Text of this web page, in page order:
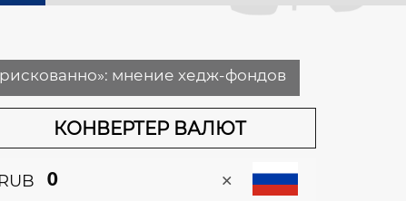
мнение хедж-фондов
КОНВЕРТЕР ВАЛЮТ
RUB ×